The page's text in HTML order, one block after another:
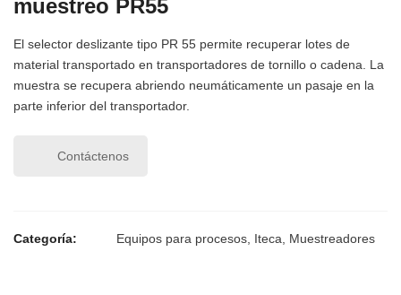
muestreo PR55
El selector deslizante tipo PR 55 permite recuperar lotes de
material transportado en transportadores de tornillo o cadena. La
muestra se recupera abriendo neumáticamente un pasaje en la
parte inferior del transportador.
Contáctenos
Categoría: Equipos para procesos Iteca Muestreadores